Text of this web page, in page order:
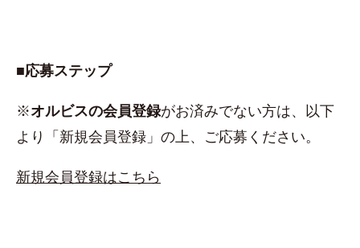
■応募ステップ
※オルビスの会員登録がお済みでない方は、以下
より「新規会員登録」の上、ご応募ください。
新規会員登録はこちら